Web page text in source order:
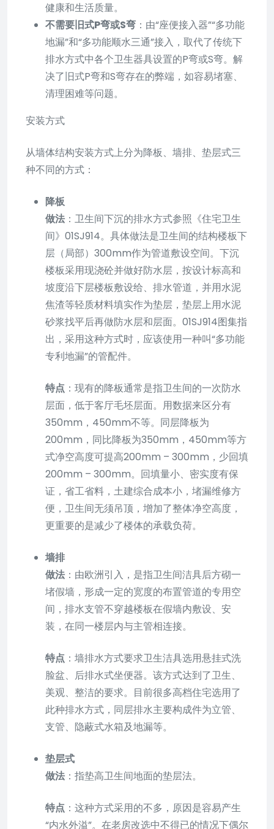
健康和生活质量。
不需要旧式P弯或S弯 ：由“座便接入器”“多功能
地漏”和“多功能顺水三通”接入，取代了传统下
排水方式中各个卫生器具设置的P弯或S弯。解
决了旧式P弯和S弯存在的弊端，如容易堵塞、
清理困难等问题。
安装方式
从墙体结构安装方式上分为降板、墙排、垫层式三
种不同的方式：
降板
做法 ：卫生间下沉的排水方式参照《住宅卫生
间》01SJ914。具体做法是卫生间的结构楼板下
层（局部）300mm作为管道敷设空间。下沉
楼板采用现浇砼并做好防水层，按设计标高和
坡度沿下层楼板敷设给、排水管道，并用水泥
焦渣等轻质材料填实作为垫层，垫层上用水泥
砂浆找平后再做防水层和层面。01SJ914图集指
出，采用这种方式时，应该使用一种叫“多功能
专利地漏”的管配件。
特点 ：现有的降板通常是指卫生间的一次防水
层面，低于客厅毛坯层面。用数据来区分有
350mm，450mm不等。同层降板为
200mm，同比降板为350mm，450mm等方
式净空高度可提高200mm – 300mm，少回填
200mm – 300mm。回填量小、密实度有保
证，省工省料，土建综合成本小，堵漏维修方
便，卫生间无须吊顶，增加了整体净空高度，
更重要的是减少了楼体的承载负荷。
墙排
做法 ：由欧洲引入，是指卫生间洁具后方砌一
堵假墙，形成一定的宽度的布置管道的专用空
间，排水支管不穿越楼板在假墙内敷设、安
装，在同一楼层内与主管相连接。
特点 ：墙排水方式要求卫生洁具选用悬挂式洗
脸盆、后排水式坐便器。该方式达到了卫生、
美观、整洁的要求。目前很多高档住宅选用了
此种排水方式，同层排水主要构成件为立管、
支管、隐蔽式水箱及地漏等。
垫层式
做法 ：指垫高卫生间地面的垫层法。
特点 ：这种方式采用的不多，原因是容易产生
“内水外溢”。在老房改选中不得已的情况下偶尔